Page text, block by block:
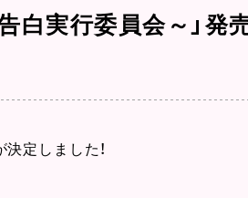
白実行委員会～」発
定しました！